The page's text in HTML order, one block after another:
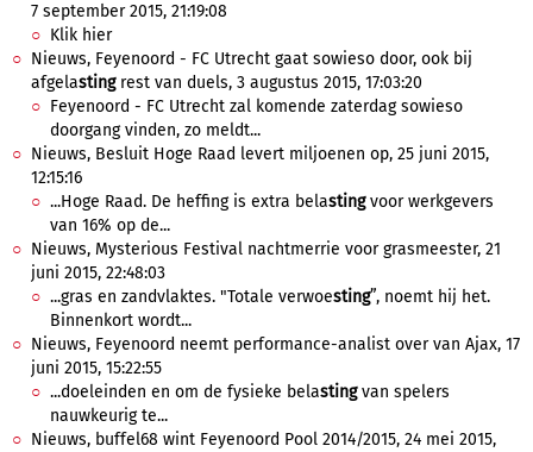
7 september 2015, 21:19:08
Klik hier
Nieuws, Feyenoord - FC Utrecht gaat sowieso door, ook bij
afgelastingrest van duels, 3 augustus 2015, 17:03:20
Feyenoord - FC Utrecht zal komende zaterdag sowieso
doorgang vinden, zo meldt...
Nieuws, Besluit Hoge Raad levert miljoenen op, 25 juni 2015,
12:15:16
...Hoge Raad. De heffing is extra belastingvoor werkgevers
van 16% op de...
Nieuws, Mysterious Festival nachtmerrie voor grasmeester, 21
juni 2015, 22:48:03
...gras en zandvlaktes. "Totale verwoesting”, noemt hij het.
Binnenkort wordt...
Nieuws, Feyenoord neemt performance-analist over van Ajax, 17
juni 2015, 15:22:55
...doeleinden en om de fysieke belastingvan spelers
nauwkeurig te...
Nieuws, buffel68 wint Feyenoord Pool 2014/2015, 24 mei 2015,